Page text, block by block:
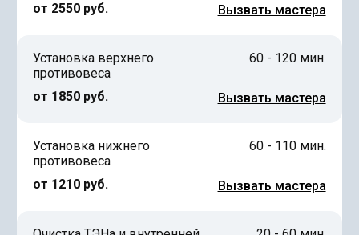
от 2550 руб.
Вызвать мастера
Установка верхнего
противовеса
от 1850 руб.
60 - 120 мин.
Вызвать мастера
Установка нижнего
противовеса
от 1210 руб.
60 - 110 мин.
Вызвать мастера